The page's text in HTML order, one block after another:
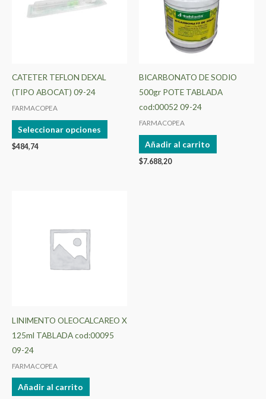
CATETER TEFLON DEXAL
(TIPO ABOCAT) 09-24
FARMACOPEA
Seleccionar opciones
la
producto
$484,74
BICARBONATO DE SODIO
500gr POTE TABLADA
cod:00052 09-24
FARMACOPEA
Añadir al carrito
$7.688,20
LINIMENTO OLEOCALCAREO X
125ml TABLADA cod:00095
09-24
FARMACOPEA
Añadir al carrito